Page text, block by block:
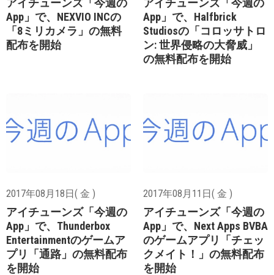
アイチューンズ「今週の
App」で、NEXVIO INCの
「8ミリカメラ」の無料
配布を開始
アイチューンズ「今週の
App」で、Halfbrick
Studiosの「コロッサトロ
ン: 世界侵略の大脅威」
の無料配布を開始
2017年08月18日( 金 )
アイチューンズ「今週の
App」で、Thunderbox
Entertainmentのゲームア
プリ「通路」の無料配布
を開始
2017年08月11日( 金 )
アイチューンズ「今週の
App」で、Next Apps BVBA
のゲームアプリ「チェッ
クメイト！」の無料配布
を開始